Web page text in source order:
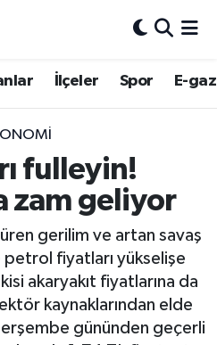
İlçeler Spor E-
fulleyin!
zam geliyor
gerilim ve artan savaş
fiyatları yükselişe
akaryakıt fiyatlarına da
kaynaklarından elde
gününden geçerli
ve Fikstür